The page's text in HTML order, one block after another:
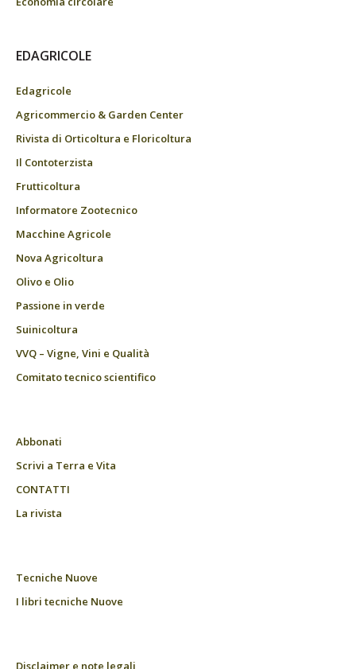
EDAGRICOLE
Edagricole
Agricommercio & Garden Center
Rivista di Orticoltura e Floricoltura
Il Contoterzista
Frutticoltura
Informatore Zootecnico
Macchine Agricole
Nova Agricoltura
Olivo e Olio
Passione in verde
Suinicoltura
VVQ – Vigne, Vini e Qualità
Comitato tecnico scientifico
Abbonati
Scrivi a Terra e Vita
CONTATTI
La rivista
Tecniche Nuove
I libri tecniche Nuove
Disclaimer e note legali